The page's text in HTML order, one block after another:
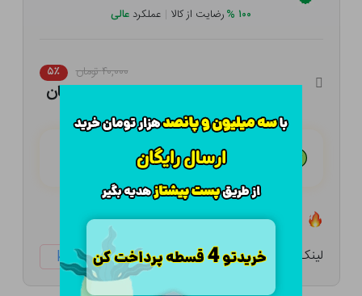
۱۰۰ %رضایت از کالا | عملکرد عالی
۴۰,۰۰۰ تومان ۵٪
۳۸,۰۰۰ تومان
هـر قسط با تــرب‌پــی:
تعداد ۱۰ عدد در انبار موجود است
لینک کوتاه: ketabtala.com/sbp-33161